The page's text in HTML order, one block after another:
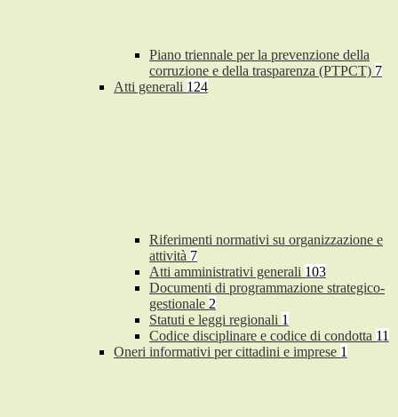
Piano triennale per la prevenzione della
corruzione e della trasparenza (PTPCT) 7
Atti generali 124
Riferimenti normativi su organizzazione e
attività 7
Atti amministrativi generali 103
Documenti di programmazione strategico-
gestionale 2
Statuti e leggi regionali 1
Codice disciplinare e codice di condotta 11
Oneri informativi per cittadini e imprese 1